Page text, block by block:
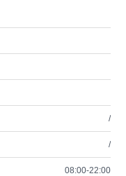
/
/
08:00-22:00